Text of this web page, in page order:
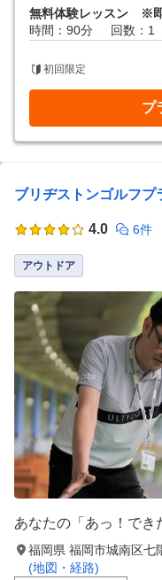
無料体験レッスン ※即
時間：90分
回数：1
初回限定
プ
ブリヂストンゴルフプ
4.0 6件
アウトドア
あなたの「あっ！でき
福岡県 福岡市城南区
(地図・経路)